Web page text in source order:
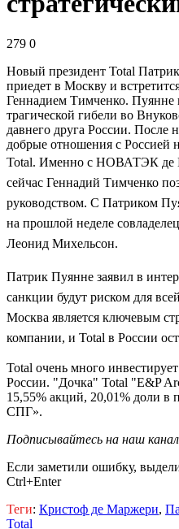
279 0
Новый президент Total
приедет в Москву и
Геннадием Тимченко. Пуянне
трагической гибели во
давнего друга России. После
добрые отношения с Россией
Total. Именно с НОВАТЭК де
сейчас Геннадий Тимченко
руководством. С Патриком
на прошлой неделе
Леонид Михельсон.
Патрик Пуянне заявил в
санкции будут риском для
Москва является ключевым
компании, и Total в России
Total очень много
России. "Дочка" Total "E&P
15,55% акций, 20,01% доли
СПГ».
Подписывайтесь на наш
Если заметили ошибку,
Ctrl+Enter
Теги: Кристоф де Маржери,
Total